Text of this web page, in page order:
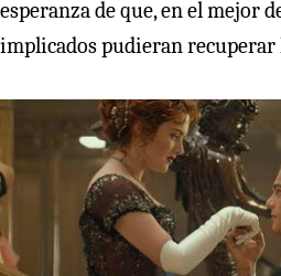
esperanza de que, en el mejor
implicados pudieran